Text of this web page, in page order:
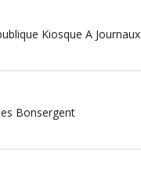
Kiosque A Journaux
Bonsergent